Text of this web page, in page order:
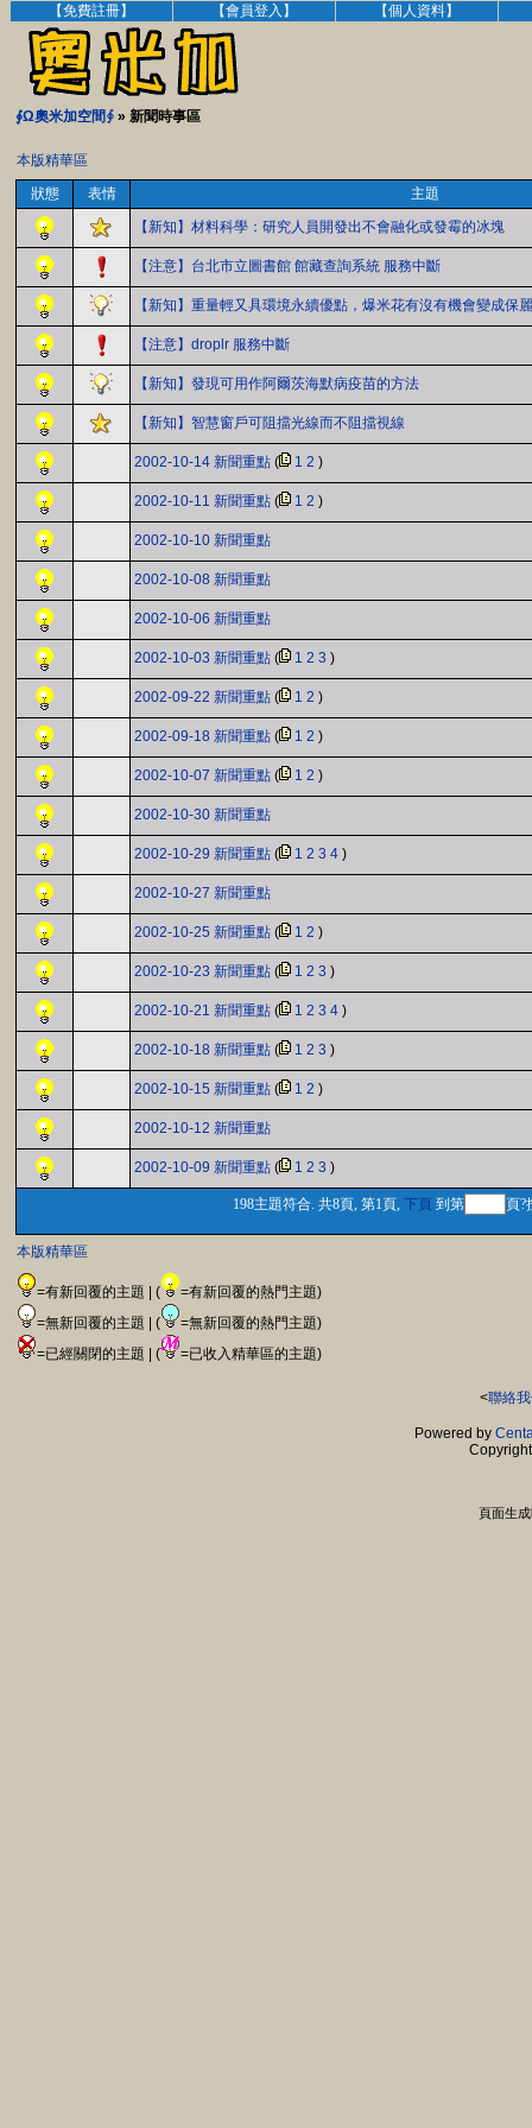
【免費註冊】 【會員登入】 【個人資料】
∮Ω奧米加空間∮ » 新聞時事區
本版精華區
狀態
表情
主題
【新知】材料科學：研究人員開發出不會融化或發霉的冰塊
【注意】台北市立圖書館 館藏查詢系統 服務中斷
【新知】重量輕又具環境永續優點，爆米花有沒有機會變成保
【注意】droplr 服務中斷
【新知】發現可用作阿爾茨海默病疫苗的方法
【新知】智慧窗戶可阻擋光線而不阻擋視線
2002-10-14 新聞重點 ( 1 2 )
2002-10-11 新聞重點 ( 1 2 )
2002-10-10 新聞重點
2002-10-08 新聞重點
2002-10-06 新聞重點
2002-10-03 新聞重點 ( 1 2 3 )
2002-09-22 新聞重點 ( 1 2 )
2002-09-18 新聞重點 ( 1 2 )
2002-10-07 新聞重點 ( 1 2 )
2002-10-30 新聞重點
2002-10-29 新聞重點 ( 1 2 3 4 )
2002-10-27 新聞重點
2002-10-25 新聞重點 ( 1 2 )
2002-10-23 新聞重點 ( 1 2 3 )
2002-10-21 新聞重點 ( 1 2 3 4 )
2002-10-18 新聞重點 ( 1 2 3 )
2002-10-15 新聞重點 ( 1 2 )
2002-10-12 新聞重點
2002-10-09 新聞重點 ( 1 2 3 )
198主題符合. 共8頁, 第1頁, 下頁 到第 頁?
本版精華區
=有新回覆的主題 | (
=有新回覆的熱門主題)
=無新回覆的主題 | (
=無新回覆的熱門主題)
=已經關閉的主題 | (
=已收入精華區的主題)
<聯絡
Powered by
頁面生